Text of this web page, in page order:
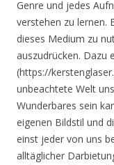
Genre und jedes
verstehen zu lernen.
dieses Medium zu
auszudrücken. Dazu
(https://
unbeachtete Welt
Wunderbares sein
eigenen Bildstil und
einst jeder von uns
alltäglicher